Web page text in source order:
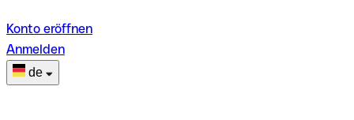
Konto eröffnen
Anmelden
de